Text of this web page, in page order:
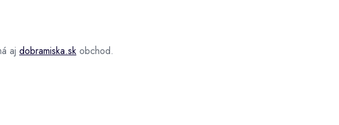
aj dobramiska.sk obchod.